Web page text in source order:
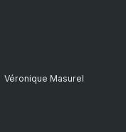
Véronique Masurel